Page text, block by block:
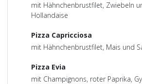
mit Hähnchenbrustfilet, Zwiebeln
Hollandaise
Pizza Capricciosa
mit Hähnchenbrustfilet, Mais und
Pizza Evia
mit Champignons, roter Paprika,